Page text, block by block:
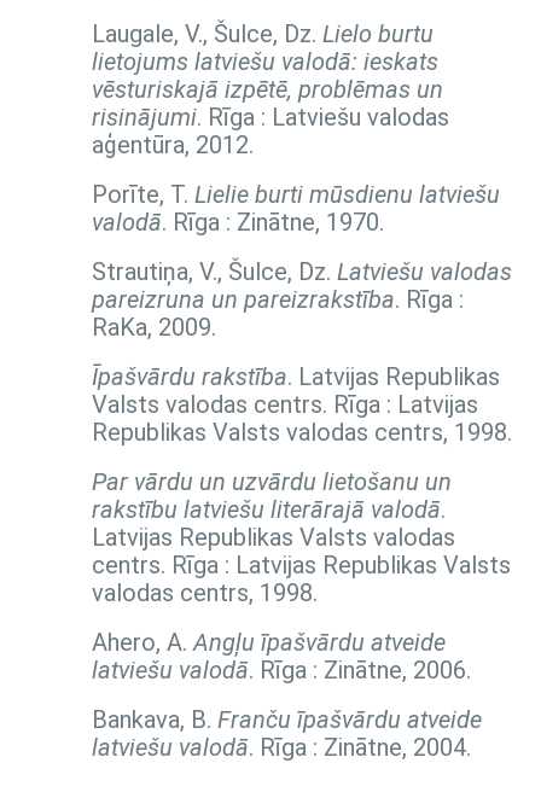
Laugale, V., Šulce, Dz. Lielo burtu
lietojums latviešu valodā: ieskats
vēsturiskajā izpētē, problēmas un
risinājumi. Rīga : Latviešu valodas
aģentūra, 2012.
Porīte, T. Lielie burti mūsdienu latviešu
valodā. Rīga : Zinātne, 1970.
Strautiņa, V., Šulce, Dz. Latviešu valodas
pareizruna un pareizrakstība. Rīga :
RaKa, 2009.
Īpašvārdu rakstība. Latvijas Republikas
Valsts valodas centrs. Rīga : Latvijas
Republikas Valsts valodas centrs, 1998.
Par vārdu un uzvārdu lietošanu un
rakstību latviešu literārajā valodā.
Latvijas Republikas Valsts valodas
centrs. Rīga : Latvijas Republikas Valsts
valodas centrs, 1998.
Ahero, A.Angļu īpašvārdu atveide
latviešu valodā. Rīga : Zinātne, 2006.
Bankava, B. Franču īpašvārdu atveide
latviešu valodā. Rīga : Zinātne, 2004.